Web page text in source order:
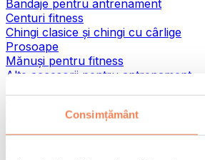
Consimțământ
Bandaje pentru antrenament
Centuri fitness
Chingi clasice și chingi cu cârlige
Prosoape
Mănuși pentru fitness
Alte accesorii pentru antrenament
Ajutoare pentru reabilitare
Pistoale de masaj